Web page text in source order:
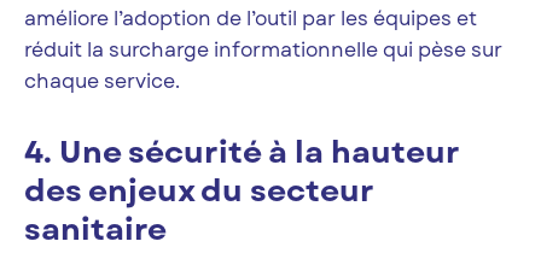
améliore l’adoption de l’outil par les équipes et
réduit la surcharge informationnelle qui pèse sur
chaque service.
4. Une sécurité à la hauteur
des enjeux du secteur
sanitaire